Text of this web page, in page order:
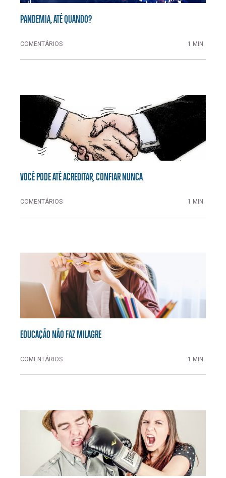
PANDEMIA, ATÉ QUANDO?
COMENTÁRIOS 1 MIN
VOCÊ PODE ATÉ ACREDITAR, CONFIAR NUNCA
COMENTÁRIOS 1 MIN
EDUCAÇÃO NÃO FAZ MILAGRE
COMENTÁRIOS 1 MIN